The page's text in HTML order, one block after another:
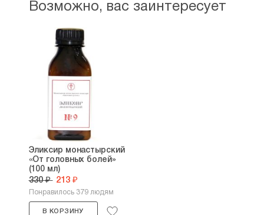
Возможно, вас заинтересует
Эликсир монастырский
«От головных болей»
(100 мл)
330 ₽ 213 ₽
Понравилось 379 людям
В КОРЗИНУ